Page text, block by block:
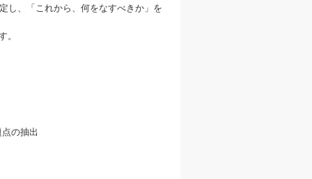
し、「これから、何をなすべきか」を
。